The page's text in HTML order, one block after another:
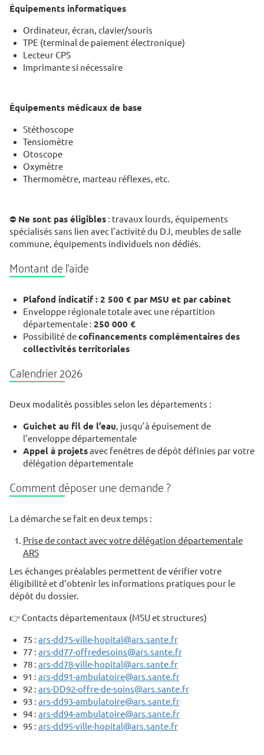
Équipements informatiques
Ordinateur, écran, clavier/souris
TPE (terminal de paiement électronique)
Lecteur CPS
Imprimante si nécessaire
Équipements médicaux de base
Stéthoscope
Tensiomètre
Otoscope
Oxymètre
Thermomètre, marteau réflexes, etc.
⛔ Ne sont pas éligibles : travaux lourds, équipements
spécialisés sans lien avec l’activité du DJ, meubles de salle
commune, équipements individuels non dédiés.
Montant de l’aide
Plafond indicatif : 2 500 € par MSU et par cabinet
Enveloppe régionale totale avec une répartition
départementale : 250 000 €
Possibilité decofinancements complémentaires des
collectivités territoriales
Calendrier 2026
Deux modalités possibles selon les départements :
Guichet au fil de l’eau, jusqu’à épuisement de
l’enveloppe départementale
Appel à projetsavec fenêtres de dépôt définies par votre
délégation départementale
Comment déposer une demande ?
La démarche se fait en deux temps :
Prise de contact avec votre délégation départementale
ARS
Les échanges préalables permettent de vérifier votre
éligibilité et d’obtenir les informations pratiques pour le
dépôt du dossier.
👉 Contacts départementaux (MSU et structures)
75 : ars-dd75-ville-hopital@ars.sante.fr
77 : ars-dd77-offredesoins@ars.sante.fr
78 : ars-dd78-ville-hopital@ars.sante.fr
91 : ars-dd91-ambulatoire@ars.sante.fr
92 : ars-DD92-offre-de-soins@ars.sante.fr
93 : ars-dd93-ambulatoire@ars.sante.fr
94 : ars-dd94-ambulatoire@ars.sante.fr
95 : ars-dd95-ville-hopital@ars.sante.fr